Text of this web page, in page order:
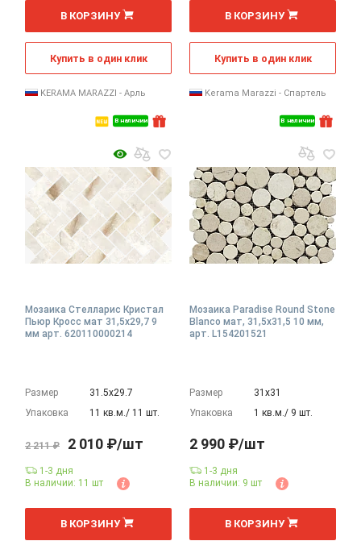
В наличии
шт
В КОРЗИНУ
Купить в один клик
KERAMA MARAZZI - Арль
В наличии
м
В КОРЗИНУ
Купить в один клик
Kerama Marazzi - Спартель
Мозаика Стелларис Кристал
Пьюр Кросс мат 31,5x29,7 9
мм арт. 620110000214
Размер
31.5х29.7
Упаковка
11 кв.м./ 11 шт.
2 211 ₽ 2 010 ₽/шт
1-3 дня
В наличии: 11 шт
В КОРЗИНУ
Мозаика Paradise Round Stone
Blanco мат, 31,5x31,5 10 мм,
арт. L154201521
Размер
31х31
Упаковка
1 кв.м./ 9 шт.
2 990 ₽/шт
1-3 дня
В наличии: 9 шт
шт
В КОРЗИНУ